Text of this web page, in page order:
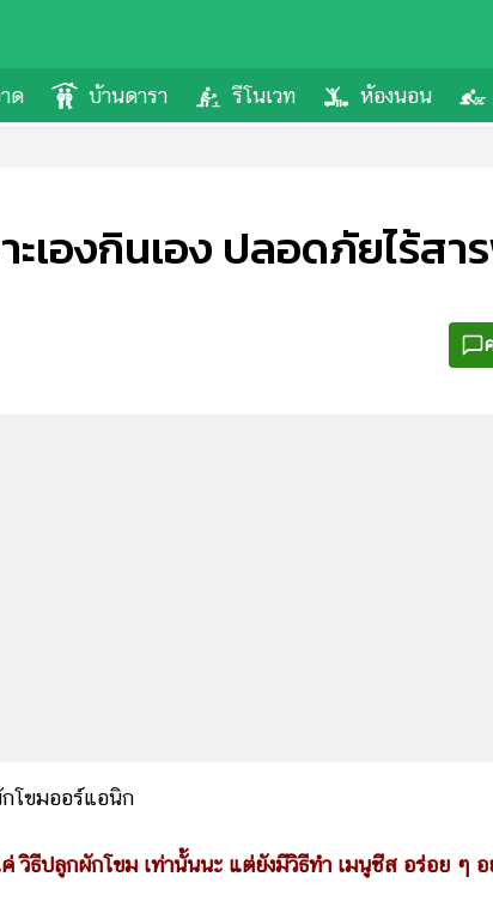
ด บ้านดารา รีโนเวท ห้องนอน
เองกินเอง ปลอดภัยไร้สา
วิธีปลูกผักโขม เท่านั้นนะ แต่ยังมีวิธีทำ เมนูชีส อร่อย ๆ อ